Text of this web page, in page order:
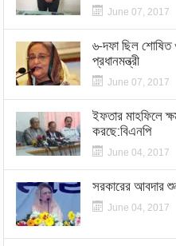
June 07, 2017
৬-দফা ছিল শোষিত
প্রধানমন্ত্রী
June 07, 2017
ইফতার মাহফিলে
করছে:বিএনপি
June 04, 2017
সরকারের আবদার
June 04, 2017